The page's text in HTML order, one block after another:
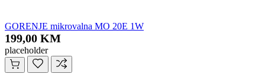
GORENJE mikrovalna MO 20E 1W
199,00 KM
placeholder